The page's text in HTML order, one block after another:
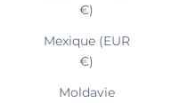
€)
Mexique (EUR
€)
Moldavie